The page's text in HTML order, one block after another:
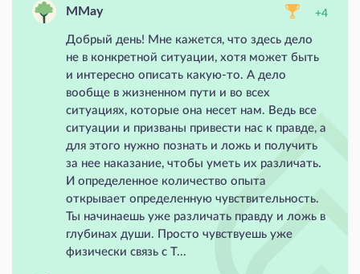
MMay +4
Добрый день! Мне кажется, что здесь дело
не в конкретной ситуации, хотя может быть
и интересно описать какую-то. А дело
вообще в жизненном пути и во всех
ситуациях, которые она несет нам. Ведь все
ситуации и призваны привести нас к правде, а
для этого нужно познать и ложь и получить
за нее наказание, чтобы уметь их различать.
И определенное количество опыта
открывает определенную чувствительность.
Ты начинаешь уже различать правду и ложь в
глубинах души. Просто чувствуешь уже
физически связь с Т...